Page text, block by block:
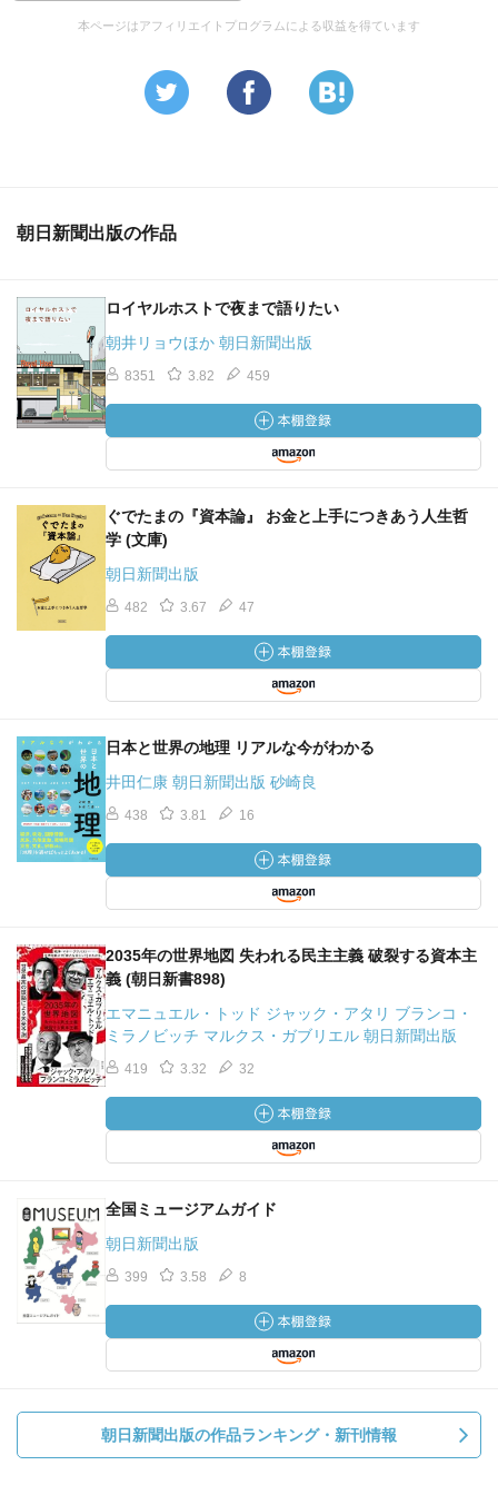
本ページはアフィリエイトプログラムによる収益を得ています
朝日新聞出版の作品
ロイヤルホストで夜まで語りたい
朝井リョウほか 朝日新聞出版
8351 3.82 459
ぐでたまの『資本論』 お金と上手につきあう人生哲
学 (文庫)
朝日新聞出版
482 3.67 47
日本と世界の地理 リアルな今がわかる
井田仁康 朝日新聞出版 砂崎良
438 3.81 16
2035年の世界地図 失われる民主主義 破裂する資本主
義 (朝日新書898)
エマニュエル・トッド ジャック・アタリ ブランコ・
ミラノビッチ マルクス・ガブリエル 朝日新聞出版
419 3.32 32
全国ミュージアムガイド
朝日新聞出版
399 3.58 8
朝日新聞出版の作品ランキング・新刊情報